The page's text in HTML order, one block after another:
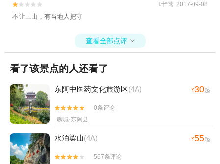

 叶*莺 2017-09-08
不让上山，有当地人把守
查看全部点评 
看了该景点的人还看了
东阿中医药文化旅游区(4A) ¥30起


0条评论
聊城·东阿县
水泊梁山(4A) ¥55起

 567条评论